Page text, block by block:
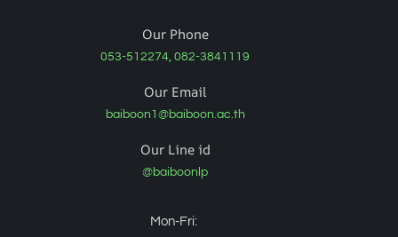
Our Phone
053-512274, 082-3841119
Our Email
baiboon1@baiboon.ac.th
Our Line id
@baiboonlp
Mon-Fri: